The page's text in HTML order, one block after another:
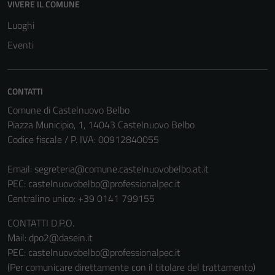
VIVERE IL COMUNE
Luoghi
Eventi
CONTATTI
Comune di Castelnuovo Belbo
Piazza Municipio, 1, 14043 Castelnuovo Belbo
Codice fiscale / P. IVA: 00912840055
Email: segreteria@comune.castelnuovobelbo.at.it
PEC: castelnuovobelbo@professionalpec.it
Centralino unico: +39 0141 799155
CONTATTI D.P.O.
Mail: dpo2@dasein.it
PEC: castelnuovobelbo@professionalpec.it
(Per comunicare direttamente con il titolare del trattamento)
Tecnici
Questi cookie
sono necessari
per il
essere
disabilitati.